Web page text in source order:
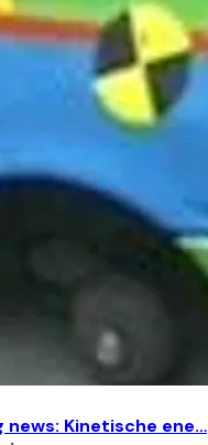
news: Kinetische ene…